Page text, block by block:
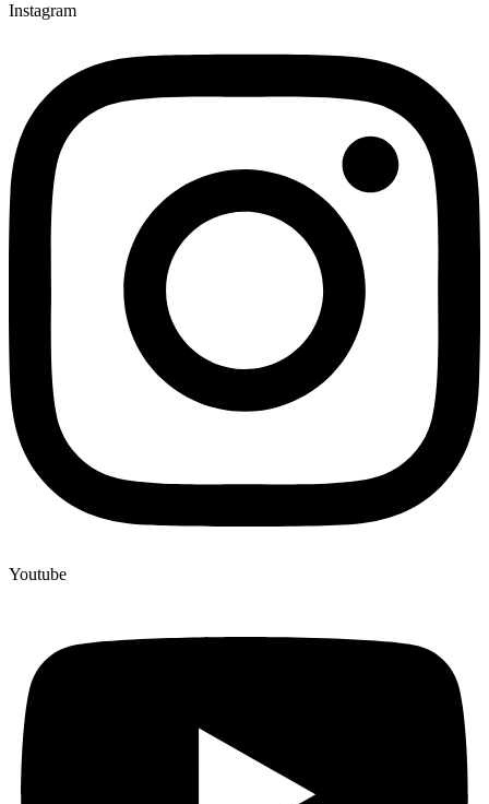
Instagram
Youtube